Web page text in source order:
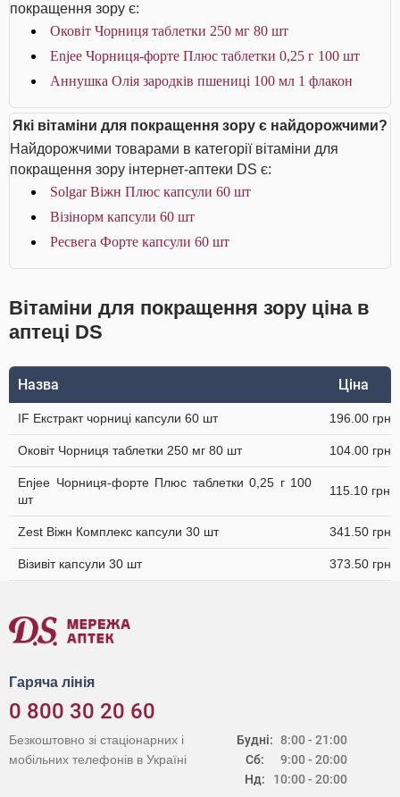
покращення зору є:
Оковіт Чорниця таблетки 250 мг 80 шт
Enjee Чорниця-форте Плюс таблетки 0,25 г 100 шт
Аннушка Олія зародків пшениці 100 мл 1 флакон
Які вітаміни для покращення зору є найдорожчими?
Найдорожчими товарами в категорії вітаміни для
покращення зору інтернет-аптеки DS є:
Solgar Віжн Плюс капсули 60 шт
Візінорм капсули 60 шт
Ресвега Форте капсули 60 шт
Вітаміни для покращення зору ціна в
аптеці DS
Назва Ціна
IF Екстракт чорниці капсули 60 шт 196.00 грн
Оковіт Чорниця таблетки 250 мг 80 шт 104.00 грн
Enjee Чорниця-форте Плюс таблетки 0,25 г 100
шт
115.10 грн
Zest Віжн Комплекс капсули 30 шт 341.50 грн
Візивіт капсули 30 шт 373.50 грн
Гаряча лінія
0 800 30 20 60
Будні:
Сб:
Нд:
8:00 - 21:00
9:00 - 20:00
10:00 - 20:00
Безкоштовно зі стаціонарних і
мобільних телефонів в Україні